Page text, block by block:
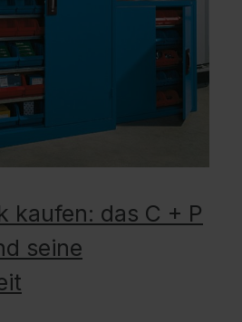
kaufen: das C + P
seine